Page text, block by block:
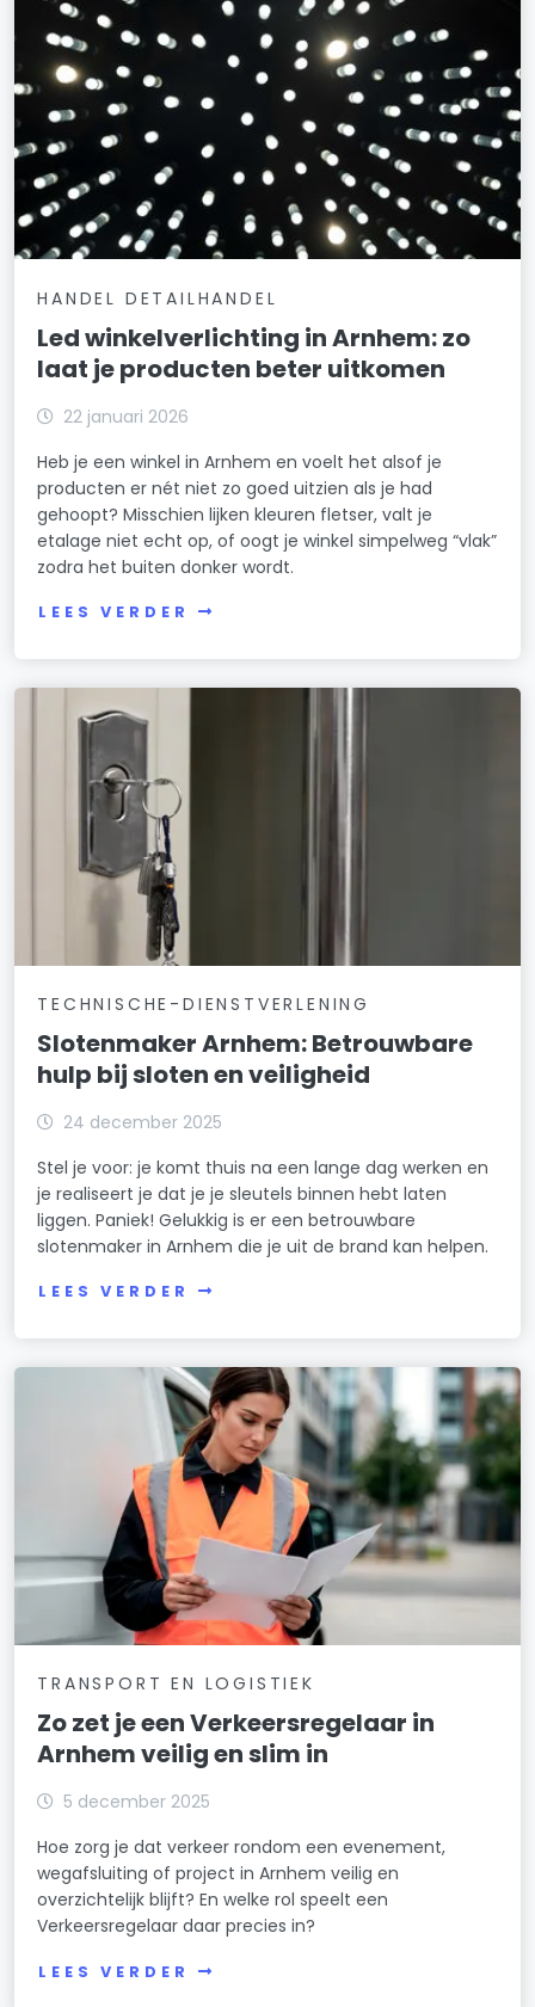
HANDEL DETAILHANDEL
Led winkelverlichting in Arnhem: zo
laat je producten beter uitkomen
22 januari 2026
Heb je een winkel in Arnhem en voelt het alsof je
producten er nét niet zo goed uitzien als je had
gehoopt? Misschien lijken kleuren fletser, valt je
etalage niet echt op, of oogt je winkel simpelweg “vlak”
zodra het buiten donker wordt.
LEES VERDER
TECHNISCHE-DIENSTVERLENING
Slotenmaker Arnhem: Betrouwbare
hulp bij sloten en veiligheid
24 december 2025
Stel je voor: je komt thuis na een lange dag werken en
je realiseert je dat je je sleutels binnen hebt laten
liggen. Paniek! Gelukkig is er een betrouwbare
slotenmaker in Arnhem die je uit de brand kan helpen.
LEES VERDER
TRANSPORT EN LOGISTIEK
Zo zet je een Verkeersregelaar in
Arnhem veilig en slim in
5 december 2025
Hoe zorg je dat verkeer rondom een evenement,
wegafsluiting of project in Arnhem veilig en
overzichtelijk blijft? En welke rol speelt een
Verkeersregelaar daar precies in?
LEES VERDER